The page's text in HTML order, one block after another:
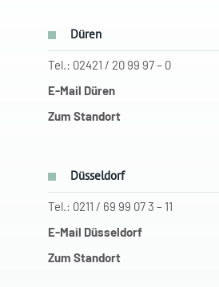
Düren
Tel.: 02421 / 20 99 97 – 0
E-Mail Düren
Zum Standort
Düsseldorf
Tel.: 0211 / 69 99 07 3 – 11
E-Mail Düsseldorf
Zum Standort